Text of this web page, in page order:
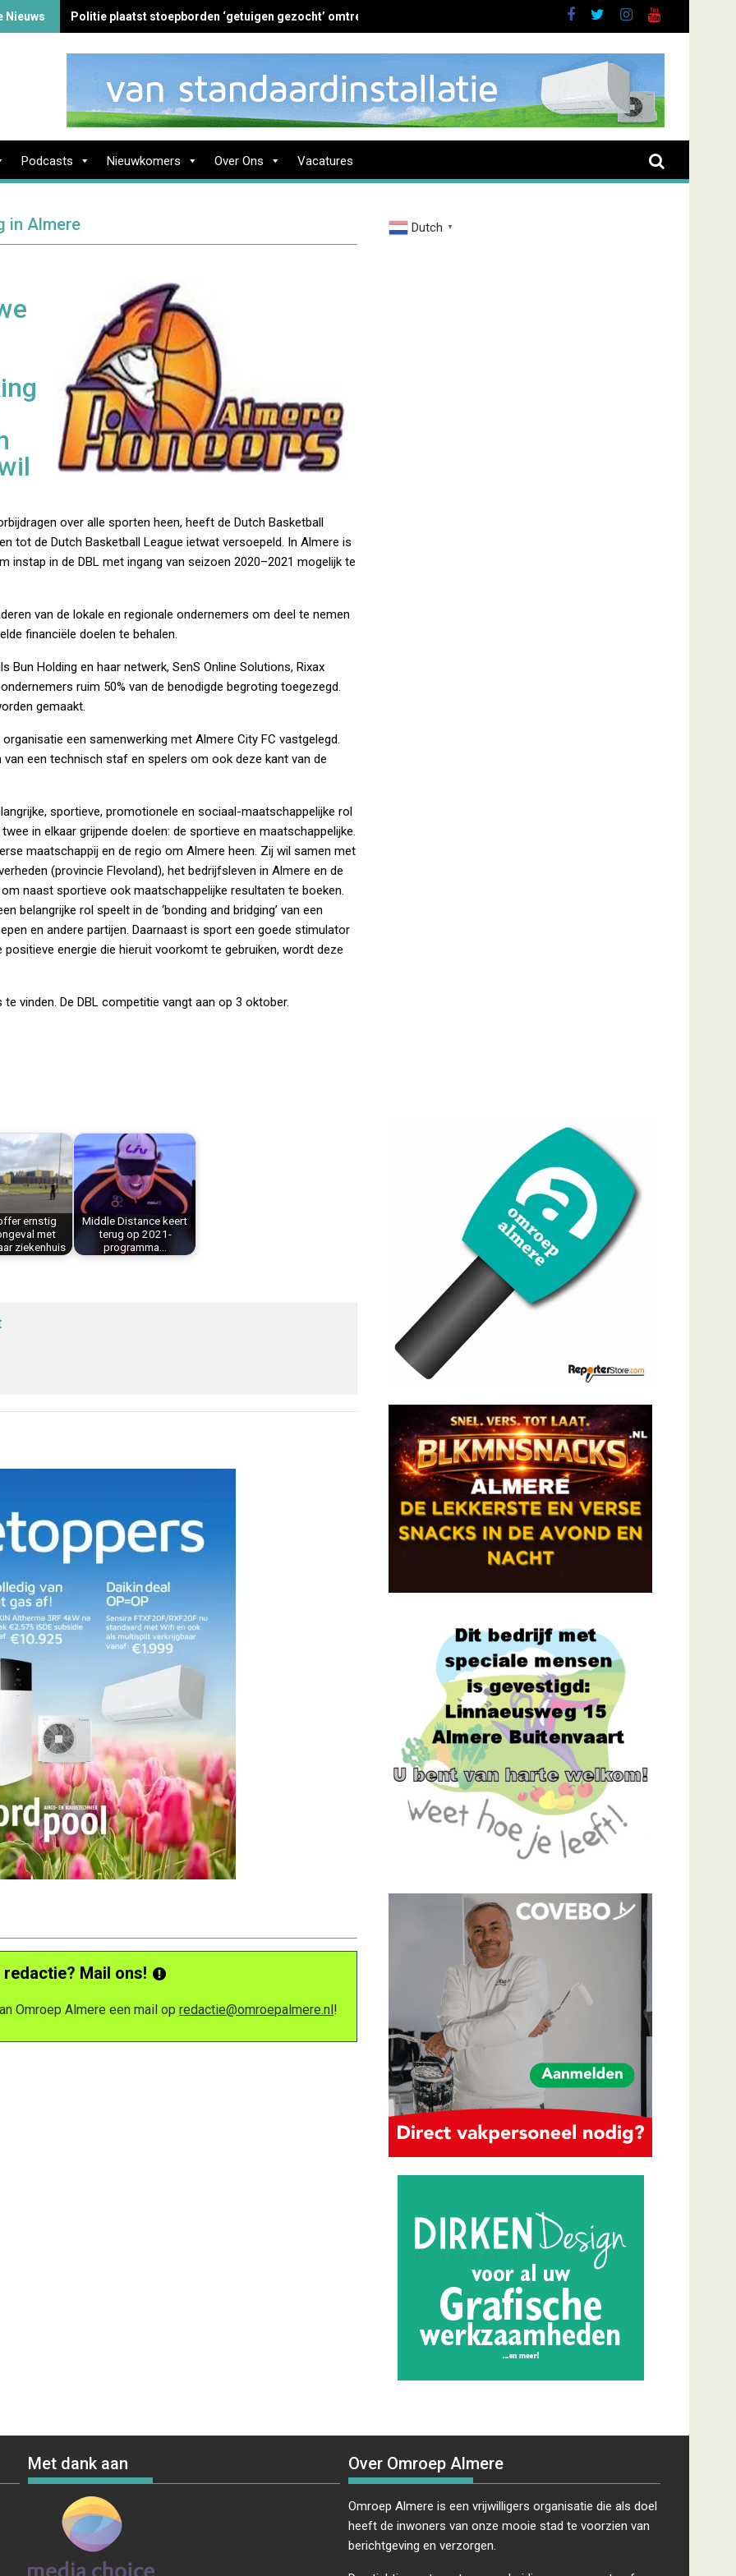
Nieuws Politie plaatst stoepborden ‘getuigen gezocht’ omtrent overval Elbastraat
Podcasts Nieuwkomers Over Ons Vacatures
in Almere
over alle sporten heen, heeft de Dutch Basketball
tot de Dutch Basketball League ietwat versoepeld. In Almere is
instap in de DBL met ingang van seizoen 2020–2021 mogelijk te
van de lokale en regionale ondernemers om deel te nemen
financiële doelen te behalen.
Holding en haar netwerk, SenS Online Solutions, Rixax
ruim 50% van de benodigde begroting toegezegd.
gemaakt.
een samenwerking met Almere City FC vastgelegd.
een technisch staf en spelers om ook deze kant van de
sportieve, promotionele en sociaal-maatschappelijke rol
in elkaar grijpende doelen: de sportieve en maatschappelijke.
maatschappij en de regio om Almere heen. Zij wil samen met
(provincie Flevoland), het bedrijfsleven in Almere en de
naast sportieve ook maatschappelijke resultaten te boeken.
belangrijke rol speelt in de ‘bonding and bridging’ van een
en andere partijen. Daarnaast is sport een goede stimulator
energie die hieruit voorkomt te gebruiken, wordt deze
vinden. De DBL competitie vangt aan op 3 oktober.
ernstig
met
ziekenhuis
Middle Distance keert
terug op 2021-
programma…
Mail ons!
Omroep Almere een mail opredactie@omroepalmere.nl!
Dutch ▼
Met dank aan Over Omroep Almere
Omroep Almere is een vrijwilligers organisatie die als doel
heeft de inwoners van onze mooie stad te voorzien van
berichtgeving en verzorgen.